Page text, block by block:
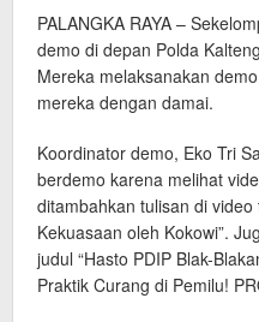
PALANGKA RAYA –
demo di depan Polda
Mereka melaksanakan
mereka dengan damai.
Koordinator demo, Eko Tri
berdemo karena melihat
ditambahkan tulisan di
Kekuasaan oleh Kokowi”.
judul “Hasto PDIP Blak-
Praktik Curang di Pemilu!